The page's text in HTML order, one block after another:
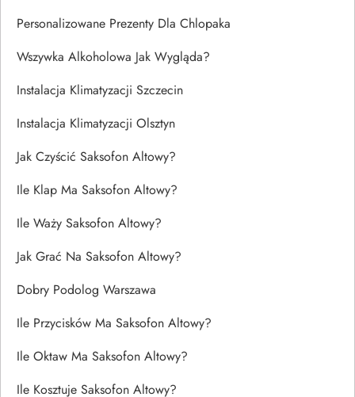
Personalizowane Prezenty Dla Chlopaka
Wszywka Alkoholowa Jak Wygląda?
Instalacja Klimatyzacji Szczecin
Instalacja Klimatyzacji Olsztyn
Jak Czyścić Saksofon Altowy?
Ile Klap Ma Saksofon Altowy?
Ile Waży Saksofon Altowy?
Jak Grać Na Saksofon Altowy?
Dobry Podolog Warszawa
Ile Przycisków Ma Saksofon Altowy?
Ile Oktaw Ma Saksofon Altowy?
Ile Kosztuje Saksofon Altowy?